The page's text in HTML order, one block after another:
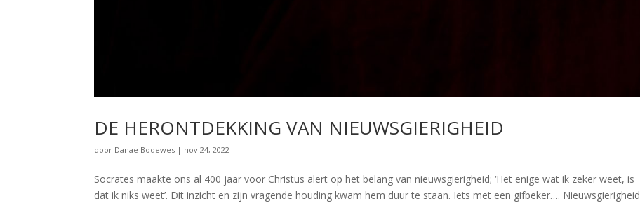
DE HERONTDEKKING VAN NIEUWSGIERIGHEID
door Danae Bodewes | nov 24, 2022
Socrates maakte ons al 400 jaar voor Christus alert op het belang van nieuwsgierigheid; ‘Het enige wat ik zeker weet, is
dat ik niks weet’. Dit inzicht en zijn vragende houding kwam hem duur te staan. Iets met een gifbeker…. Nieuwsgierigheid